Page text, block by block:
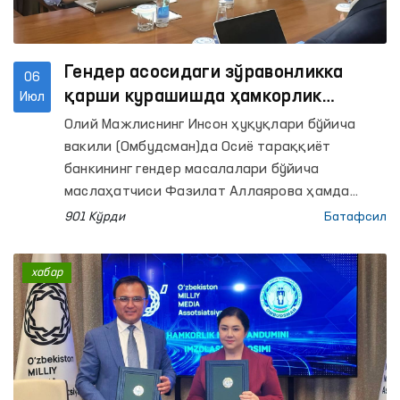
06
Июл
Гендер асосидаги зўравонликка
қарши курашишда ҳамкорлик
масалалари муҳокама қилинди
Олий Мажлиснинг Инсон ҳуқуқлари бўйича
вакили (Омбудсман)да Осиё тараққиёт
банкининг гендер масалалари бўйича
маслаҳатчиси Фазилат Аллаярова ҳамда
гендер асосидаги зўравонлик бўйича миллий
бўлиб ўтди.
901 Кўрди Батафсил
хабар